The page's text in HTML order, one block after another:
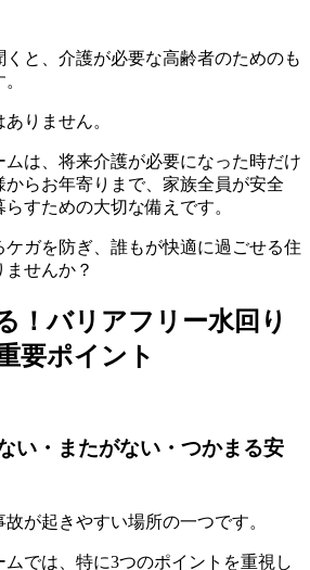
くと、介護が必要な高齢者のためのも
りません。
は、将来介護が必要になった時だけ
らお年寄りまで、家族全員が安全
すための大切な備えです。
ガを防ぎ、誰もが快適に過ごせる住
せんか？
！バリアフリー水回り
要ポイント
い・またがない・つかまる安
が起きやすい場所の一つです。
では、特に3つのポイントを重視し